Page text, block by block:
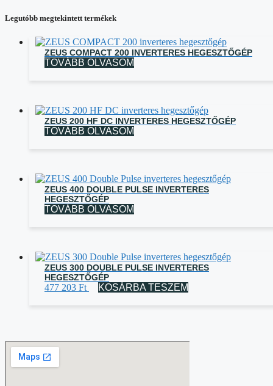
Legutóbb megtekintett termékek
ZEUS COMPACT 200 INVERTERES HEGESZTŐGÉP
TOVÁBB OLVASOM
ZEUS 200 HF DC INVERTERES HEGESZTŐGÉP
TOVÁBB OLVASOM
ZEUS 400 DOUBLE PULSE INVERTERES
HEGESZTŐGÉP
TOVÁBB OLVASOM
ZEUS 300 DOUBLE PULSE INVERTERES
HEGESZTŐGÉP
477 203 Ft KOSÁRBA TESZEM